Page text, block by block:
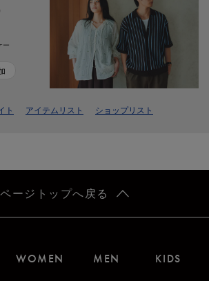
ー
ト アイテムリスト ショップリスト
ページトップへ戻る
WOMEN MEN KIDS